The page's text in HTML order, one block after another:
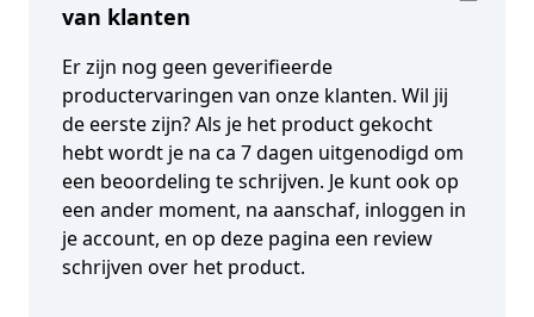
van klanten
Er zijn nog geen geverifieerde
productervaringen van onze klanten. Wil jij
de eerste zijn? Als je het product gekocht
hebt wordt je na ca 7 dagen uitgenodigd om
een beoordeling te schrijven. Je kunt ook op
een ander moment, na aanschaf, inloggen in
je account, en op deze pagina een review
schrijven over het product.